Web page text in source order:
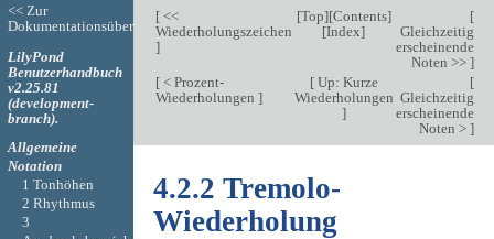
[<<
Wiederholungszeichen
]
[Top][Contents]
[Index]
[
Gleichzeitig
erscheinende
Noten >> ]
[< Prozent-
Wiederholungen ]
[Up: Kurze
Wiederholungen
]
[
Gleichzeitig
erscheinende
Noten > ]
4.2.2 Tremolo-
Wiederholung
<< Zur
Dokumentationsübersicht
LilyPond
Benutzerhandbuch
v2.25.81
(development-
branch).
Allgemeine
Notation
1 Tonhöhen
2 Rhythmus
3